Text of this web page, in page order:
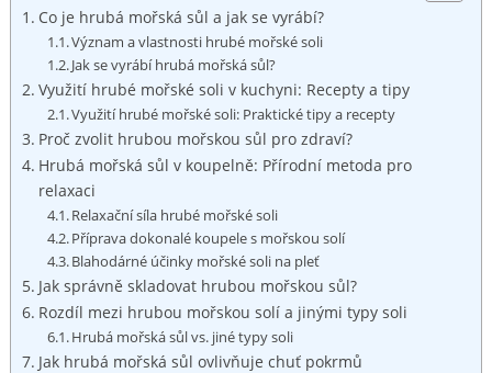
Co je hrubá mořská ⁢sůl a ⁣jak se ⁢vyrábí?
Význam a vlastnosti hrubé mořské soli
Jak⁣ se vyrábí hrubá⁤ mořská sůl?
Využití hrubé mořské soli⁢ v kuchyni: Recepty a tipy
Využití hrubé mořské soli: Praktické tipy a recepty
Proč zvolit ‍hrubou mořskou sůl ​pro zdraví?
Hrubá mořská sůl ‍v koupelně: Přírodní metoda pro
relaxaci
Relaxační síla hrubé mořské soli
Příprava dokonalé koupele ‍s mořskou solí
Blahodárné účinky mořské soli na pleť
Jak správně skladovat ‌hrubou mořskou sůl?
Rozdíl mezi hrubou mořskou solí a jinými typy soli
Hrubá mořská sůl vs. ‍jiné typy soli
Jak hrubá mořská sůl ovlivňuje chuť pokrmů